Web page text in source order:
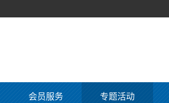
会员服务 专题活动